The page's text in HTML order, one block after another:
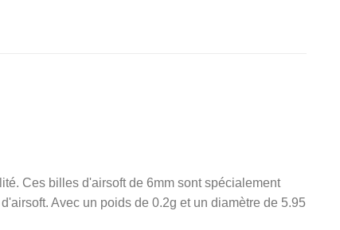
Ces billes d'airsoft de 6mm sont spécialement
Avec un poids de 0.2g et un diamètre de 5.95